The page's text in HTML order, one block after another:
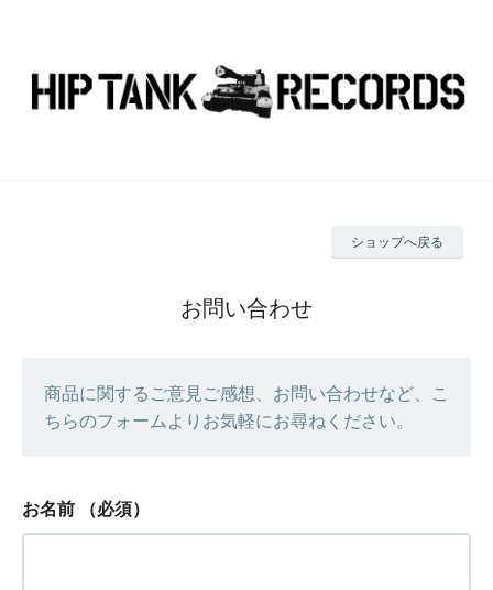
ショップへ戻る
お問い合わせ
商品に関するご意見ご感想、お問い合わせなど、こ
ちらのフォームよりお気軽にお尋ねください。
お名前 （必須）